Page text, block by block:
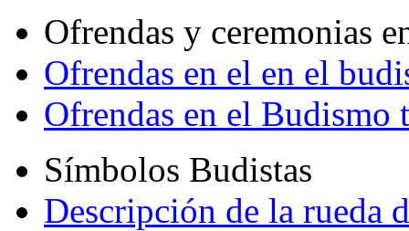
Ofrendas y ceremonias
Ofrendas en el en el
Ofrendas en el Budismo
Símbolos Budistas
Descripción de la rueda